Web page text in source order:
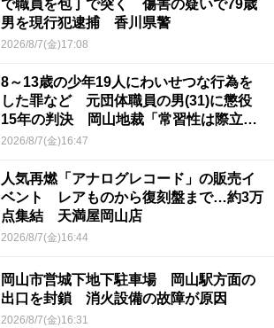
で職員を包丁で突く 傷害の疑いで79歳
男を現行犯逮捕 香川県警
2026/8/7(金)17:08
8～13歳の少年19人にわいせつな行為を
した罪など 元団体職員の男(31)に懲役
15年の判決 岡山地裁「常習性は際立っ
ていて被害結果も非常に重い」
2026/8/7(金)16:47
人気再燃「アナログレコード」の販売イ
ベント レアものから復刻盤まで…約3万
点集結 天満屋岡山店
2026/8/7(金)16:44
岡山市営城下地下駐車場 岡山駅方面の
出口を封鎖 消火設備の故障が原因
2026/8/7(金)16:31